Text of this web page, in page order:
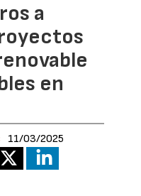
a
en
11/03/2025